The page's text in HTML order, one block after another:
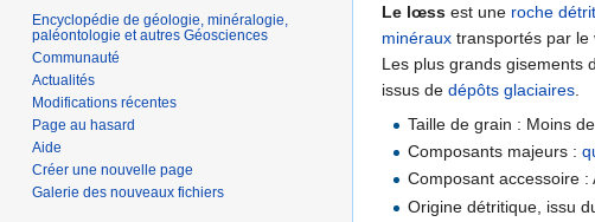
Le lœss est une roche
minéraux transportés par le
Les plus grands gisements
issus de dépôts glaciaires
Taille de grain : Moins
Composants majeurs :
Composant accessoire :
Origine détritique, issu
Encyclopédie de géologie, minéralogie,
paléontologie et autres Géosciences
Communauté
Actualités
Modifications récentes
Page au hasard
Aide
Créer une nouvelle page
Galerie des nouveaux fichiers